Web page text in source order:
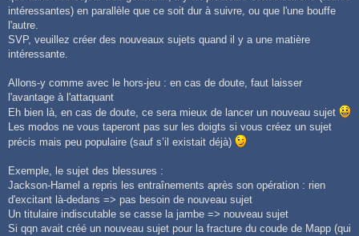
intéressantes) en parallèle que ce soit dur à suivre, ou que l'une bouffe
l'autre.
SVP, veuillez créer des nouveaux sujets quand il y a une matière
intéressante.
Allons-y comme avec le hors-jeu : en cas de doute, faut laisser
l'avantage à l'attaquant
Eh bien là, en cas de doute, ce sera mieux de lancer un nouveau sujet
Les modos ne vous taperont pas sur les doigts si vous créez un sujet
précis mais peu populaire (sauf s’il existait déjà)
Exemple, le sujet des blessures :
Jackson-Hamel a repris les entraînements après son opération : rien
d'excitant là-dedans => pas besoin de nouveau sujet
Un titulaire indiscutable se casse la jambe => nouveau sujet
Si qqn avait créé un nouveau sujet pour la fracture du coude de Mapp (qui